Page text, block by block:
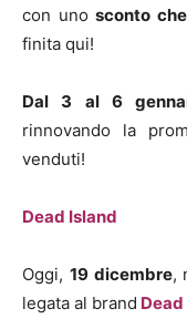
con uno sconto
finita qui!
Dal 3 al 6
rinnovando la
venduti!
Dead Island
Oggi, 19 dicembre,
legata al brand